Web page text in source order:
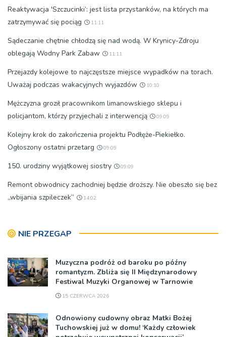
Reaktywacja 'Szczucinki’: jest lista przystanków, na których ma
zatrzymywać się pociąg
11:11
Sądeczanie chętnie chłodzą się nad wodą. W Krynicy-Zdroju
oblegają Wodny Park Zabaw
11:11
Przejazdy kolejowe to najczęstsze miejsce wypadków na torach.
Uważaj podczas wakacyjnych wyjazdów
10:10
Mężczyzna groził pracownikom limanowskiego sklepu i
policjantom, którzy przyjechali z interwencją
09:09
Kolejny krok do zakończenia projektu Podłęże-Piekiełko.
Ogłoszony ostatni przetarg
09:09
150. urodziny wyjątkowej siostry 09:09
Remont obwodnicy zachodniej będzie droższy. Nie obeszło się bez
„wbijania szpileczek”
14:02
NIE PRZEGAP
Muzyczna podróż od baroku po późny
romantyzm. Zbliża się II Międzynarodowy
Festiwal Muzyki Organowej w Tarnowie
15 CZERWCA 2026
Odnowiony cudowny obraz Matki Bożej
Tuchowskiej już w domu! ‘Każdy człowiek